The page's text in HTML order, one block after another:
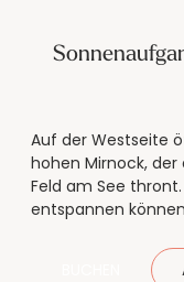
Auf der Westseite
hohen Mirnock,
Feld am See
entspannen